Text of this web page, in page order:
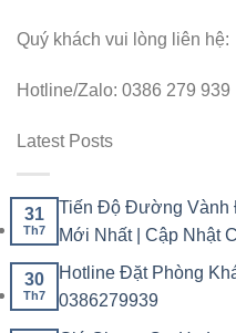
Quý khách vui lòng liên hệ:
Hotline/Zalo: 0386 279 939
Latest Posts
31
Th7
Tiến Độ Đường Vành
Mới Nhất | Cập Nhật
30
Th7
Hotline Đặt Phòng
0386279939